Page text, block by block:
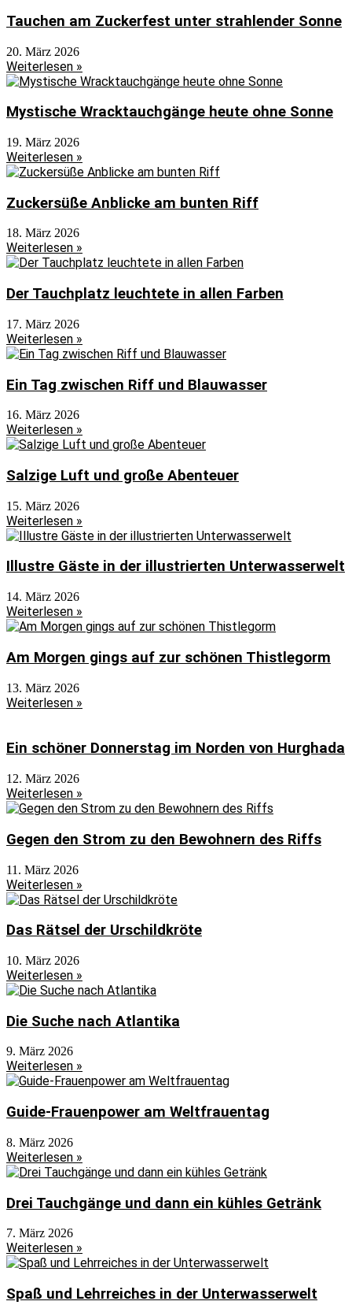
Tauchen am Zuckerfest unter strahlender Sonne
20. März 2026
Weiterlesen »
Mystische Wracktauchgänge heute ohne Sonne
19. März 2026
Weiterlesen »
Zuckersüße Anblicke am bunten Riff
18. März 2026
Weiterlesen »
Der Tauchplatz leuchtete in allen Farben
17. März 2026
Weiterlesen »
Ein Tag zwischen Riff und Blauwasser
16. März 2026
Weiterlesen »
Salzige Luft und große Abenteuer
15. März 2026
Weiterlesen »
Illustre Gäste in der illustrierten Unterwasserwelt
14. März 2026
Weiterlesen »
Am Morgen gings auf zur schönen Thistlegorm
13. März 2026
Weiterlesen »
Ein schöner Donnerstag im Norden von Hurghada
12. März 2026
Weiterlesen »
Gegen den Strom zu den Bewohnern des Riffs
11. März 2026
Weiterlesen »
Das Rätsel der Urschildkröte
10. März 2026
Weiterlesen »
Die Suche nach Atlantika
9. März 2026
Weiterlesen »
Guide-Frauenpower am Weltfrauentag
8. März 2026
Weiterlesen »
Drei Tauchgänge und dann ein kühles Getränk
7. März 2026
Weiterlesen »
Spaß und Lehrreiches in der Unterwasserwelt